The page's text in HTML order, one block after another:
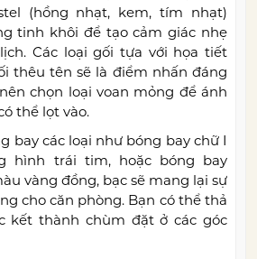
(hồng nhạt, kem, tím nhạt)
tinh khôi để tạo cảm giác nhẹ
Các loại gối tựa với họa tiết
thêu tên sẽ là điểm nhấn đáng
chọn loại voan mỏng để ánh
thể lọt vào.
bay các loại như bóng bay chữ I
hình trái tim, hoặc bóng bay
vàng đồng, bạc sẽ mang lại sự
cho căn phòng. Bạn có thể thả
kết thành chùm đặt ở các góc